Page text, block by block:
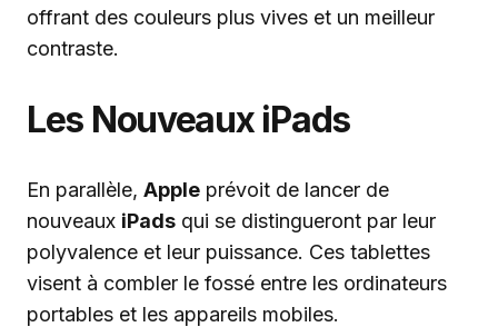
offrant des couleurs plus vives et un meilleur
contraste.
Les Nouveaux iPads
En parallèle, Apple prévoit de lancer de
nouveaux iPads qui se distingueront par leur
polyvalence et leur puissance. Ces tablettes
visent à combler le fossé entre les ordinateurs
portables et les appareils mobiles.